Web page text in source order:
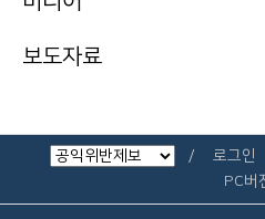
보도자료
로그인
PC버